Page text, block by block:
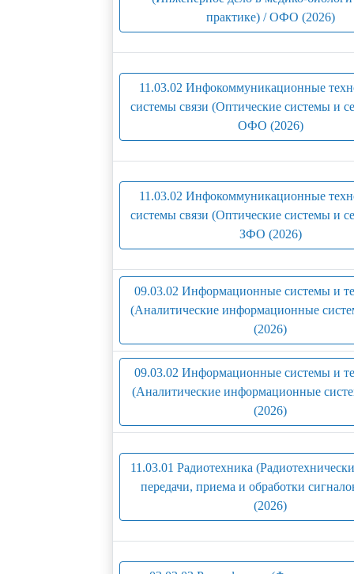
практике) / ОФО (2026)
11.03.02 Инфокоммуникационные
системы связи (Оптические системы и
ОФО (2026)
11.03.02 Инфокоммуникационные
системы связи (Оптические системы и
ЗФО (2026)
09.03.02 Информационные системы и
(Аналитические информационные
(2026)
09.03.02 Информационные системы и
(Аналитические информационные
(2026)
11.03.01 Радиотехника
передачи, приема и обработки
(2026)